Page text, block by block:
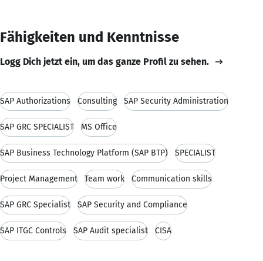
Fähigkeiten und Kenntnisse
Logg Dich jetzt ein, um das ganze Profil zu sehen.
SAP Authorizations Consulting SAP Security Administration
SAP GRC SPECIALIST MS Office
SAP Business Technology Platform (SAP BTP) SPECIALIST
Project Management Team work Communication skills
SAP GRC Specialist SAP Security and Compliance
SAP ITGC Controls SAP Audit specialist CISA